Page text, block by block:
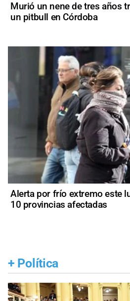
Murió un nene de tres años
un pitbull en Córdoba
Alerta por frío extremo este
10 provincias afectadas
+ Política